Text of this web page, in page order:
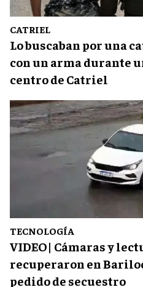
CATRIEL
Lo buscaban por una
con un arma durante
centro de Catriel
TECNOLOGÍA
VIDEO| Cámaras y
recuperaron en
pedido de secuestro